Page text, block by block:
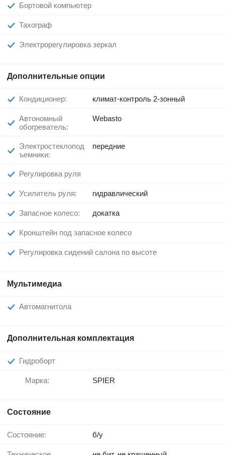
Бортовой компьютер
Тахограф
Электрорегулировка зеркал
Дополнительные опции
Кондиционер: климат-контроль 2-зонный
Автономный
обогреватель:
Webasto
Электростеклопод
ъемники:
передние
Регулировка руля
Усилитель руля: гидравлический
Запасное колесо: докатка
Кронштейн под запасное колесо
Регулировка сидений салона по высоте
Мультимедиа
Автомагнитола
Дополнительная комплектация
Гидроборт
Марка: SPIER
Состояние
Состояние: б/у